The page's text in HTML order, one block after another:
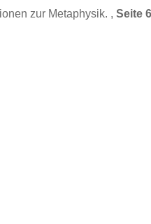
zur Metaphysik. , Seite